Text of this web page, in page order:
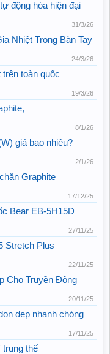
động hóa hiện đại
31/3/26
Nhiệt Trong Bàn Tay
24/3/26
toàn quốc
19/3/26
8/1/26
giá bao nhiêu?
2/1/26
Graphite
17/12/25
Bear EB-5H15D
27/11/25
Stretch Plus
22/11/25
Cho Truyền Động
20/11/25
dẹp nhanh chóng
17/11/25
trung thế